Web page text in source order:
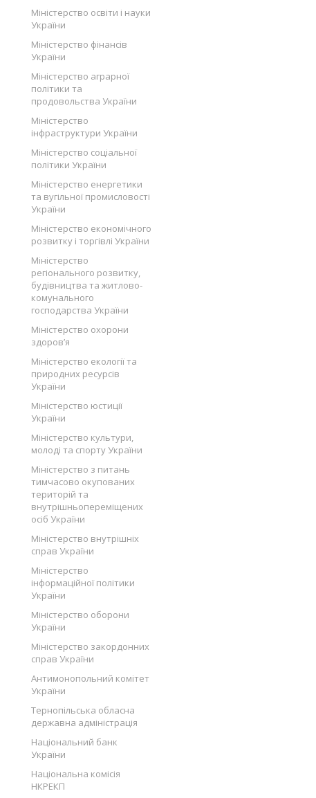
Міністерство освіти і науки
України
Міністерство фінансів
України
Міністерство аграрної
політики та
продовольства України
Міністерство
інфраструктури України
Міністерство соціальної
політики України
Міністерство енергетики
та вугільної промисловості
України
Міністерство економічного
розвитку і торгівлі України
Міністерство
регіонального розвитку,
будівництва та житлово-
комунального
господарства України
Міністерство охорони
здоров’я
Міністерство екології та
природних ресурсів
України
Міністерство юстиції
України
Міністерство культури,
молоді та спорту України
Міністерство з питань
тимчасово окупованих
територій та
внутрішньопереміщених
осіб України
Міністерство внутрішніх
справ України
Міністерство
інформаційної політики
України
Міністерство оборони
України
Міністерство закордонних
справ України
Антимонопольний комітет
України
Тернопільська обласна
державна адміністрація
Національний банк
України
Національна комісія
НКРЕКП